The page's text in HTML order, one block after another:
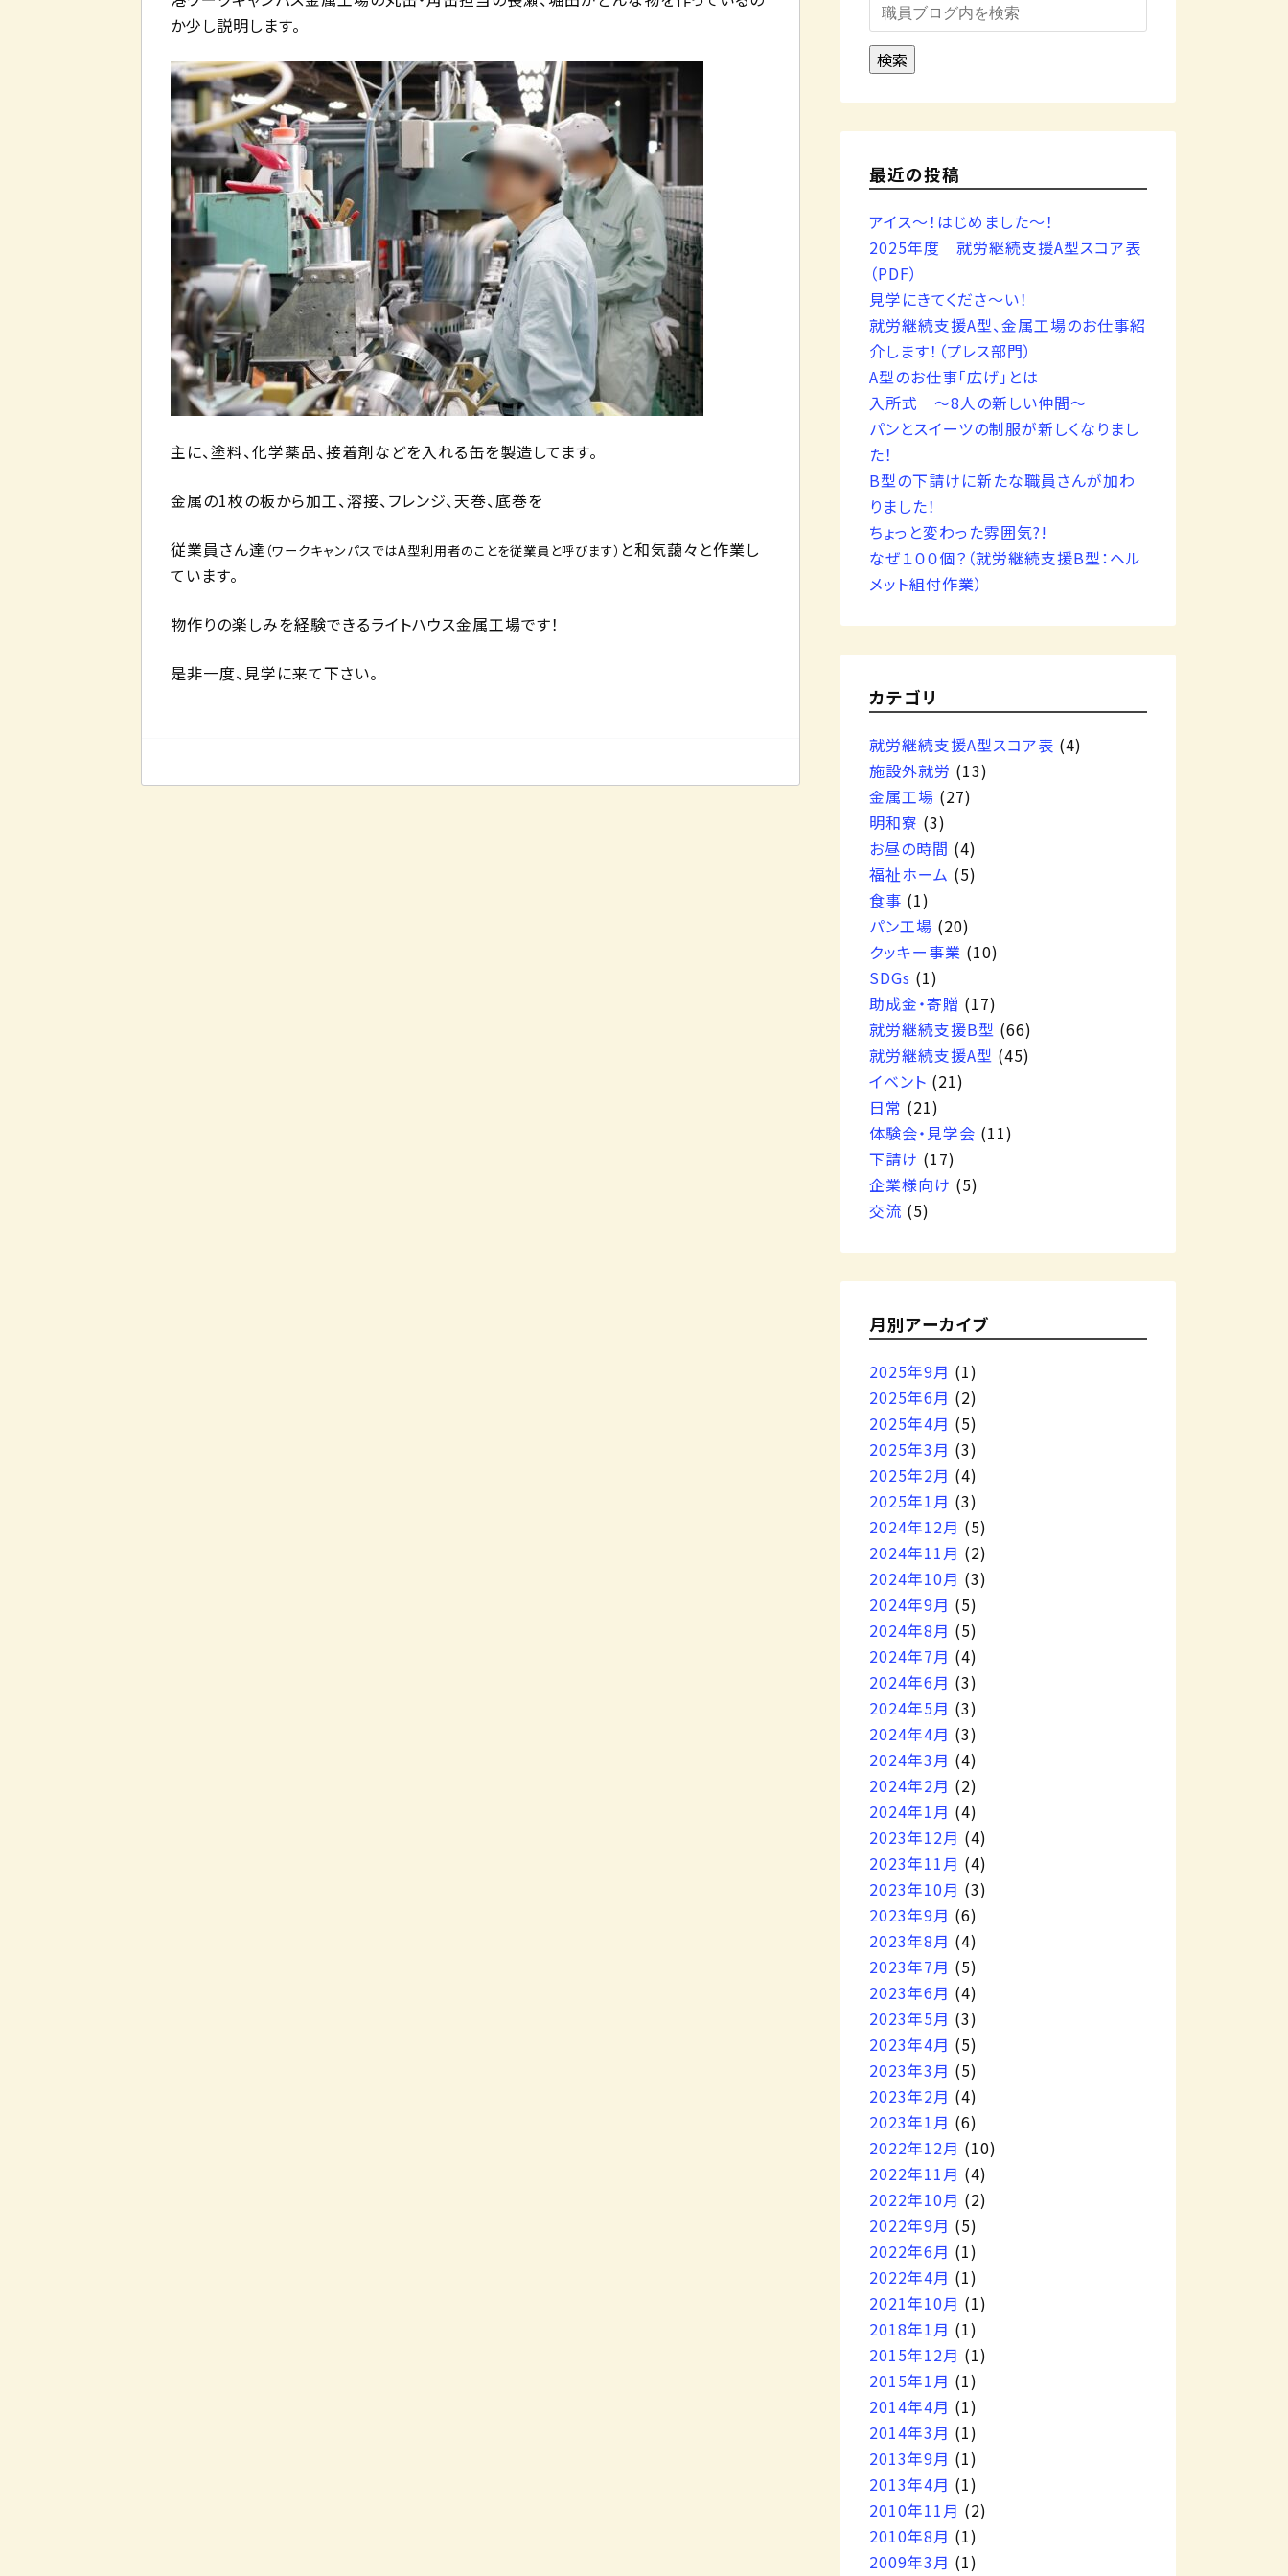
か少し説明します。
主に、塗料、化学薬品、接着剤などを入れる缶を製造してます。
金属の1枚の板から加工、溶接、フレンジ、天巻、底巻を
従業員さん達 （ワークキャンパスではA型利用者のことを従業員と呼びます） と和気藹々と作業し
ています。
物作りの楽しみを経験できるライトハウス金属工場です！
是非一度、見学に来て下さい。
検索
最近の投稿
アイス～！はじめました～！
2025年度 就労継続支援A型スコア表
（PDF）
見学にきてくださ～い！
就労継続支援A型、金属工場のお仕事紹
介します！（プレス部門）
A型のお仕事「広げ」とは
入所式 ～8人の新しい仲間～
パンとスイーツの制服が新しくなりまし
た！
B型の下請けに新たな職員さんが加わ
りました！
ちょっと変わった雰囲気?!
なぜ１００個？（就労継続支援B型：ヘル
メット組付作業）
カテゴリ
就労継続支援A型スコア表 (4)
施設外就労 (13)
金属工場 (27)
明和寮 (3)
お昼の時間 (4)
福祉ホーム (5)
食事 (1)
パン工場 (20)
クッキー事業 (10)
SDGs (1)
助成金・寄贈 (17)
就労継続支援B型 (66)
就労継続支援A型 (45)
イベント (21)
日常 (21)
体験会・見学会 (11)
下請け (17)
企業様向け (5)
交流 (5)
月別アーカイブ
2025年9月 (1)
2025年6月 (2)
2025年4月 (5)
2025年3月 (3)
2025年2月 (4)
2025年1月 (3)
2024年12月 (5)
2024年11月 (2)
2024年10月 (3)
2024年9月 (5)
2024年8月 (5)
2024年7月 (4)
2024年6月 (3)
2024年5月 (3)
2024年4月 (3)
2024年3月 (4)
2024年2月 (2)
2024年1月 (4)
2023年12月 (4)
2023年11月 (4)
2023年10月 (3)
2023年9月 (6)
2023年8月 (4)
2023年7月 (5)
2023年6月 (4)
2023年5月 (3)
2023年4月 (5)
2023年3月 (5)
2023年2月 (4)
2023年1月 (6)
2022年12月 (10)
2022年11月 (4)
2022年10月 (2)
2022年9月 (5)
2022年6月 (1)
2022年4月 (1)
2021年10月 (1)
2018年1月 (1)
2015年12月 (1)
2015年1月 (1)
2014年4月 (1)
2014年3月 (1)
2013年9月 (1)
2013年4月 (1)
2010年11月 (2)
2010年8月 (1)
2009年3月 (1)